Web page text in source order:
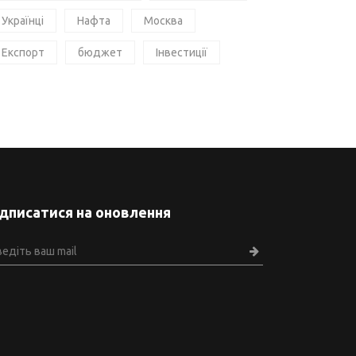
Українці Нафта Москва
Експорт бюджет Інвестиції
на оновлення